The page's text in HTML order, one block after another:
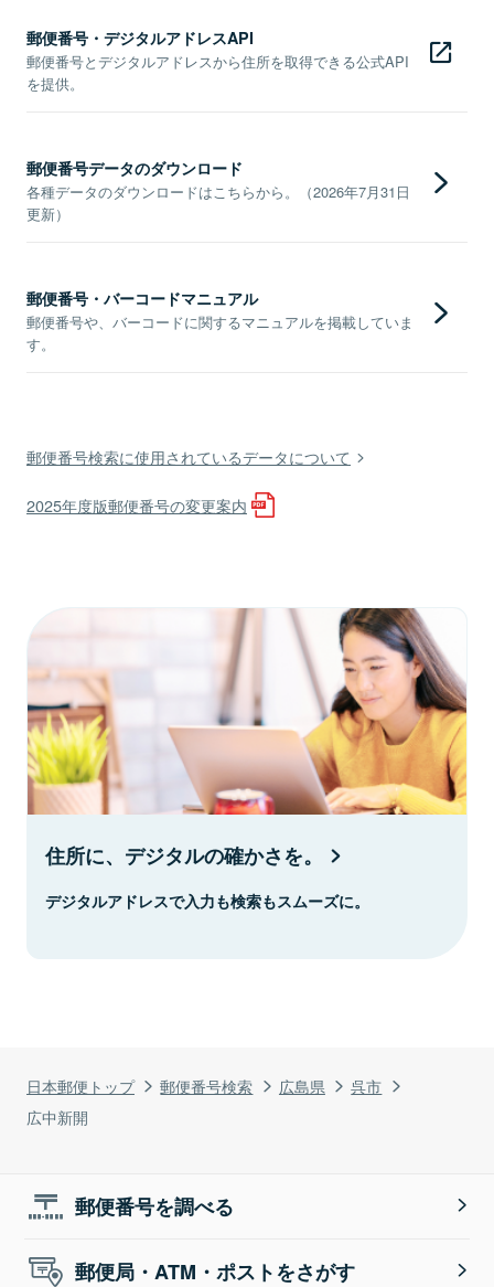
日本郵便トップ 郵便番号検索 広島県
呉市
広中新開
郵便番号・デジタルアドレスAPI
郵便番号とデジタルアドレスから住所を取得できる公式API
を提供。
郵便番号データのダウンロード
各種データのダウンロードはこちらから。（2026年7月31日
更新）
郵便番号・バーコードマニュアル
郵便番号や、バーコードに関するマニュアルを掲載していま
す。
郵便番号検索に使用されているデータについて
2025年度版郵便番号の変更案内
住所に、デジタルの確かさを。
デジタルアドレスで入力も検索もスムーズに。
郵便番号を調べる
郵便局・ATM・ポストをさがす